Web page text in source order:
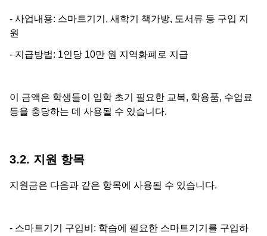
- 사업내용: 스마트기기, 새학기 책가방, 도서류 등 구입 지
원
- 지급방법: 1인당 10만 원 지역화폐로 지급
이 금액은 학생들이 입학 초기 필요한 교복, 학용품, 수업료
등을 충당하는 데 사용될 수 있습니다.
3.2. 지원 항목
지원금은 다음과 같은 항목에 사용될 수 있습니다.
- 스마트기기 구입비: 학습에 필요한 스마트기기를 구입하